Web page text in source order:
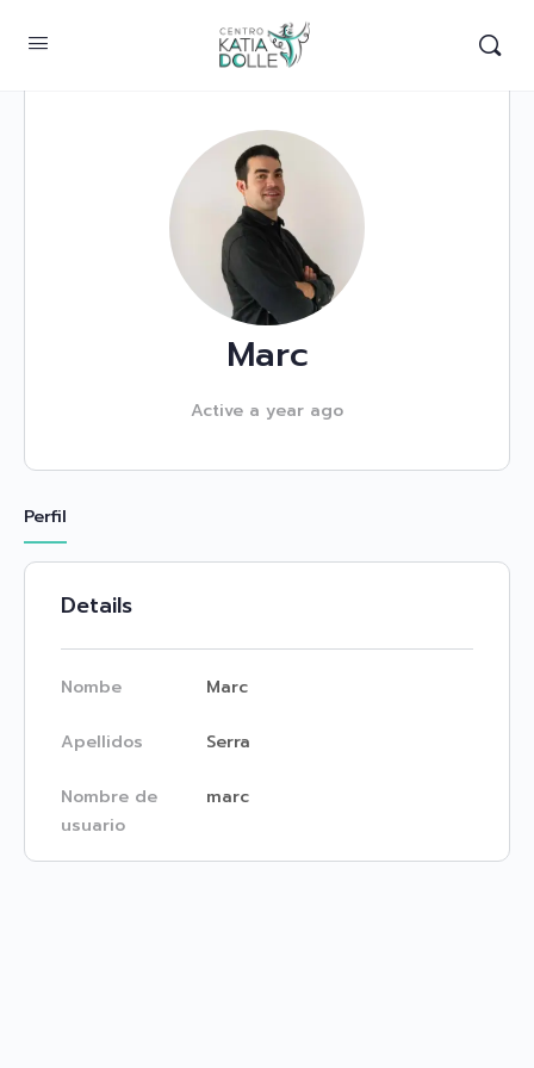
Marc
Active a year ago
Perfil
Details
Nombe Marc
Apellidos Serra
Nombre de
usuario
marc